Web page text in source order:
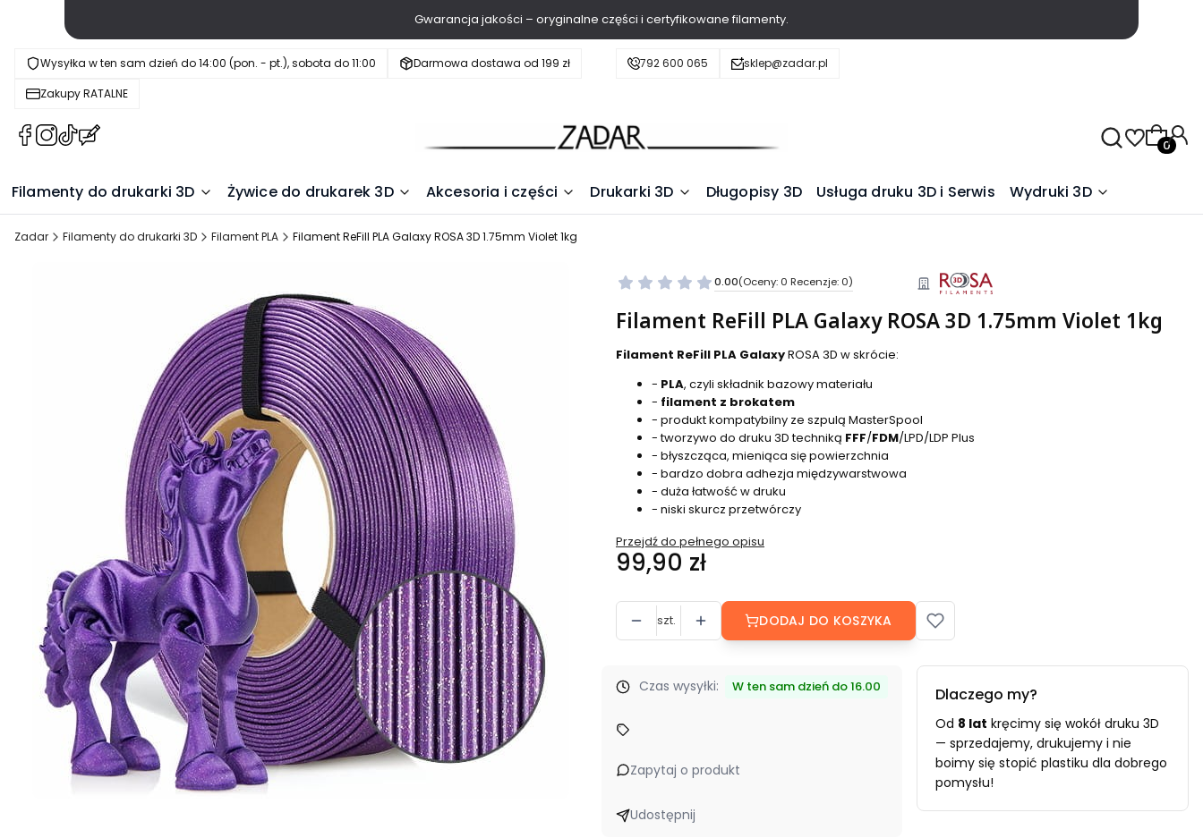
Gwarancja jakości – oryginalne części i certyfikowane filamenty.
Wysyłka w ten sam dzień do 14:00 (pon. - pt.), sobota do 11:00
Darmowa dostawa od 199 zł
Zakupy RATALNE
792 600 065 sklep@zadar.pl
(Otwiera
nowej
karcie)
(Otwiera
nowej
karcie)
(Otwiera
nowej
karcie)
(Otwiera
nowej
karcie)
Filamenty do drukarki 3D Żywice do drukarek 3D Akcesoria i części Drukarki 3D Długopisy 3D Usługa druku 3D i Serwis Wydruki 3D
Zadar Filamenty do drukarki 3D Filament PLA Filament ReFill PLA Galaxy ROSA 3D 1.75mm Violet 1kg
0.00(Oceny: 0 Recenzje: 0)
Filament ReFill PLA Galaxy ROSA 3D 1.75mm Violet 1kg
Filament ReFill PLA GalaxyROSA 3D w skrócie:
- PLA, czyli składnik bazowy materiału
- filament z brokatem
- produkt kompatybilny ze szpulą MasterSpool
- tworzywo do druku 3D techniką FFF/FDM/LPD/LDP Plus
- błyszcząca, mieniąca się powierzchnia
- bardzo dobra adhezja międzywarstwowa
- duża łatwość w druku
- niski skurcz przetwórczy
Przejdź do pełnego opisu
Cena
99,90 zł
szt. DODAJ DO KOSZYKA
Czas wysyłki: W ten sam dzień do 16.00
Zapytaj o produkt
Udostępnij
Dlaczego my?
Od 8 lat kręcimy się wokół druku 3D
— sprzedajemy, drukujemy i nie
boimy się stopić plastiku dla dobrego
pomysłu!